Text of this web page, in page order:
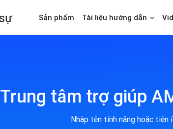
Sản phẩm Tài liệu hướng dẫn
Trung tâm trợ giúp
Nhập tên tính năng hoặc tiện